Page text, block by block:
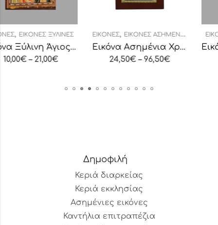
Εικόνα Ξύλινη Άγιος Σπυρίδων
ΕΙΚΌΝΕΣ,ΕΙΚΌΝΕΣ ΑΣΗΜΈΝΙΕΣ ΟΒΆΛ
Εικόνα Ασημένια Χριστός
24,50 €
ΕΙΚΌΝΕΣ,ΕΙΚΌΝΕΣ
10,00
Δημοφιλή
Κεριά διαρκείας
Κεριά εκκλησίας
Ασημένιες εικόνες
Καντήλια επιτραπέζια